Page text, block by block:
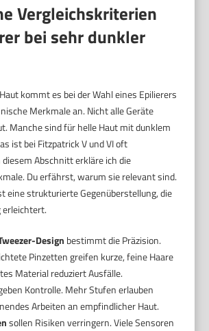
Vergleichskriterien
bei sehr dunkler
kommt es bei der Wahl eines Epilierers
Merkmale an. Nicht alle Geräte
Manche sind für helle Haut mit dunklem
ist bei Fitzpatrick V und VI oft
Abschnitt erkläre ich die
Du erfährst, warum sie relevant sind.
eine strukturierte Gegenüberstellung, die
erleichtert.
Design bestimmt die Präzision.
Pinzetten greifen kurze, feine Haare
Material reduziert Ausfälle.
Kontrolle. Mehr Stufen erlauben
Arbeiten an empfindlicher Haut.
sollen Risiken verringern. Viele Sensoren